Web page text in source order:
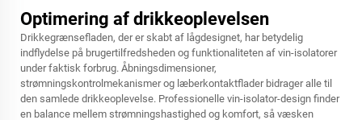
Optimering af drikkeoplevelsen
Drikkegrænsefladen, der er skabt af lågdesignet, har betydelig
indflydelse på brugertilfredsheden og funktionaliteten af vin-isolatorer
under faktisk forbrug. Åbningsdimensioner,
strømningskontrolmekanismer og læberkontaktflader bidrager alle til
den samlede drikkeoplevelse. Professionelle vin-isolator-design finder
en balance mellem strømningshastighed og komfort, så væsken